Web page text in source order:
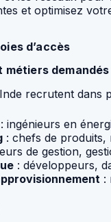
et optimisez
d’accès
métiers demandés
recrutent dans
: ingénieurs en
: chefs de
de gestion,
: développeurs,
: